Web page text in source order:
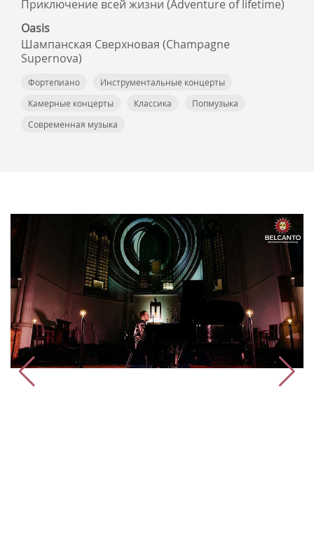
Приключение всей жизни (Adventure of lifetime)
Oasis
Шампанская Cверхновая (Champagne
Supernova)
Фортепиано
Инструментальные концерты
Камерные концерты
Классика
Попмузыка
Современная музыка